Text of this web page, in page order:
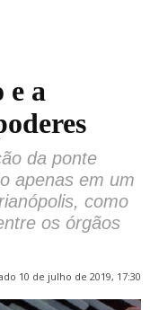
e a
da ponte
apenas em um
como
os órgãos
10 de julho de 2019, 17:30